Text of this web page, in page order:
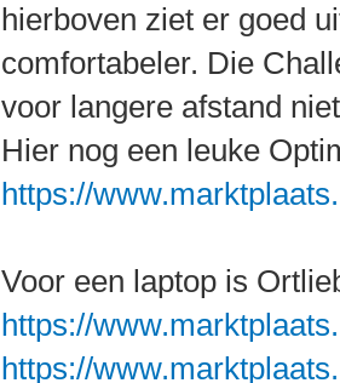
hierboven ziet er goed
comfortabeler. Die
voor langere afstand
Hier nog een leuke
https://
Voor een laptop is
https://
https://